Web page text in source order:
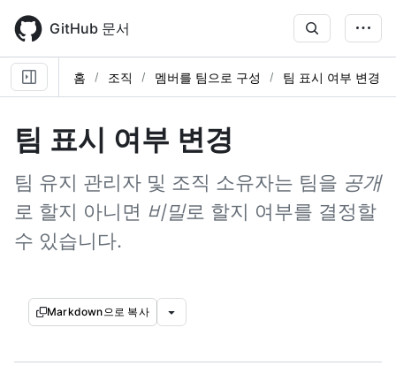
main
content
GitHub 문서
홈 조직 멤버를 팀으로 구성 팀 표시 여부 변경
팀 표시 여부 변경
팀 유지 관리자 및 조직 소유자는 팀을 공개
로 할지 아니면 비밀로 할지 여부를 결정할
수 있습니다.
Markdown으로 복사